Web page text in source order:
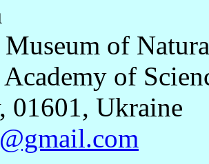
of
of
01601, Ukraine